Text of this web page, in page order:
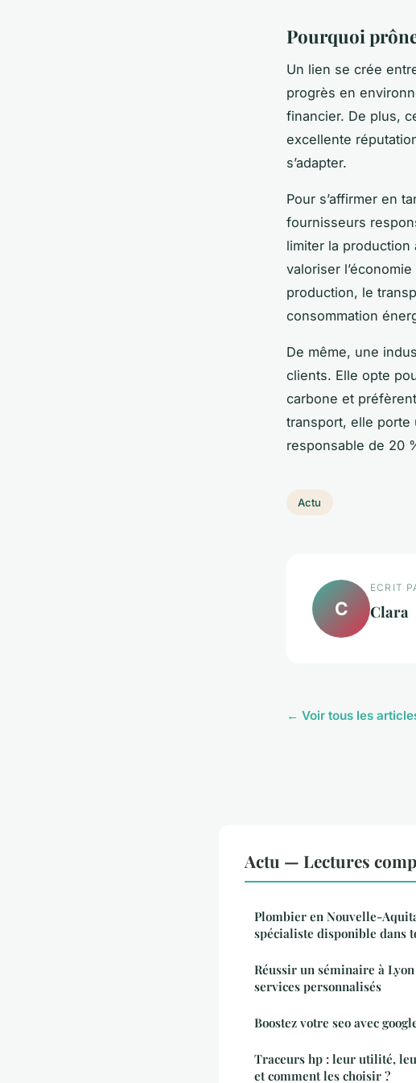
Pourquoi
Un lien se crée
progrès en
financier. De plus,
excellente
s’adapter.
Pour s’affirmer en
fournisseurs
limiter la
valoriser
production, le
consommation
De même, une
clients. Elle opte
carbone et
transport, elle porte
responsable de 20
Actu
C
ECRIT
Clara
← Voir tous les
Actu — Lectures
Plombier en Nouvelle-
spécialiste disponible dans
Réussir un séminaire à
services personnalisés
Boostez votre seo avec
Traceurs hp : leur utilité,
et comment les choisir ?